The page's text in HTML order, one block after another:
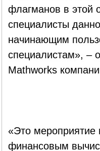
флагманов в этой
специалисты
начинающим
специалистам», –
Mathworks
«Это мероприятие
финансовым